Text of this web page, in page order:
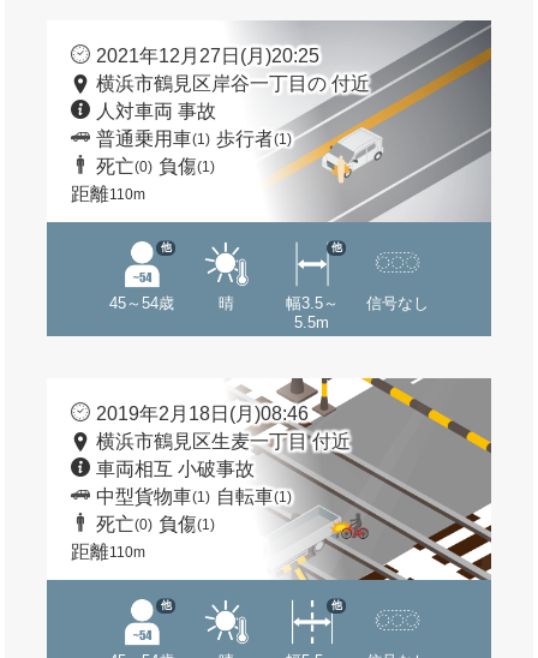
2021年12月27日(月)20:25
横浜市鶴見区岸谷一丁目の 付近
人対車両 事故
普通乗用車(1) 歩行者(1)
死亡(0) 負傷(1)
距離110m
45～54歳
他
晴
幅3.5～
5.5m
他
信号なし
2019年2月18日(月)08:46
横浜市鶴見区生麦一丁目 付近
車両相互 小破事故
中型貨物車(1) 自転車(1)
死亡(0) 負傷(1)
距離110m
他 他